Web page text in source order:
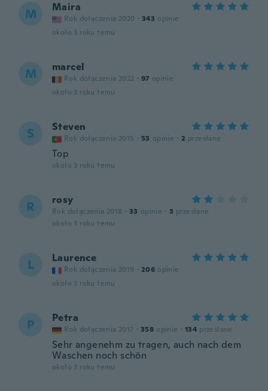
M Maira
Rok dołączenia 2020 · 343 opinie
około 3 roku temu
M marcel
Rok dołączenia 2022 · 97 opinie
około 3 roku temu
S Steven
Rok dołączenia 2015 · 53 opinie · 2 przesłane
Top
około 3 roku temu
R rosy
Rok dołączenia 2018 · 33 opinie · 3 przesłane
około 3 roku temu
L Laurence
Rok dołączenia 2019 · 206 opinie
około 3 roku temu
P Petra
Rok dołączenia 2017 · 358 opinie · 134 przesłane
Sehr angenehm zu tragen, auch nach dem
Waschen noch schön
około 3 roku temu